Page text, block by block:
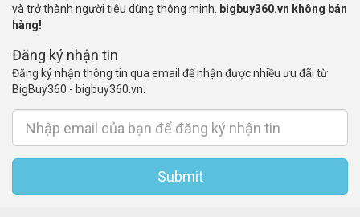
và trở thành người tiêu dùng thông minh.
bigbuy360.vn không bán
hàng!
Đăng ký nhận tin
Đăng ký nhận thông tin qua email để nhận được nhiều ưu đãi từ
BigBuy360 - bigbuy360.vn.
Submit